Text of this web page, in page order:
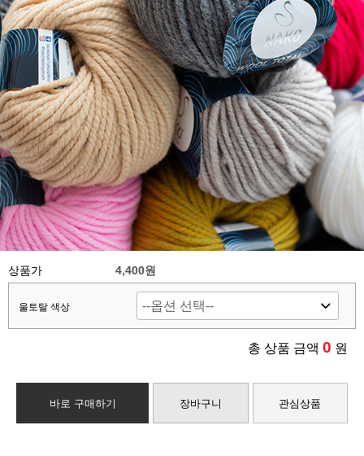
상품가 4,400원
울토탈 색상
총 상품 금액 0 원
바로 구매하기 장바구니 관심상품